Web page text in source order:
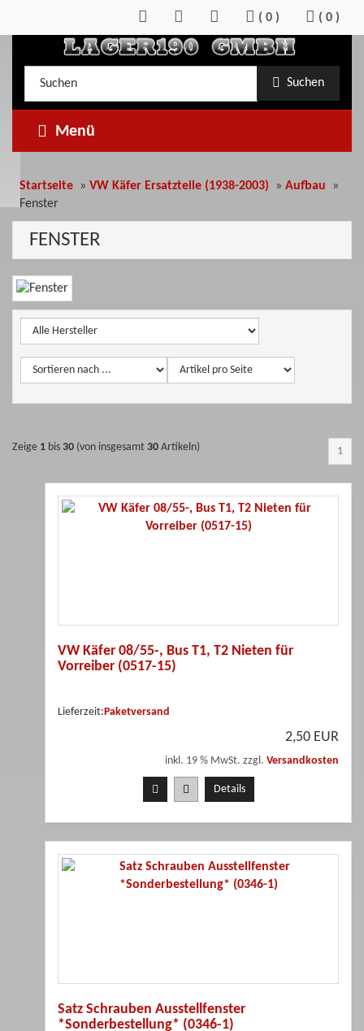
( 0 ) ( 0 )
Shop
Suchen
Menü
Startseite » VW Käfer Ersatzteile (1938-2003) » Aufbau »
Fenster
FENSTER
Kategoriebeschreibung
Zeige 1 bis 30 (von insgesamt 30 Artikeln) 1
VW Käfer 08/55-, Bus T1, T2 Nieten für
Vorreiber (0517-15)
Lieferzeit: Paketversand
2,50 EUR
inkl. 19 % MwSt. zzgl. Versandkosten
Details
Satz Schrauben Ausstellfenster
*Sonderbestellung* (0346-1)